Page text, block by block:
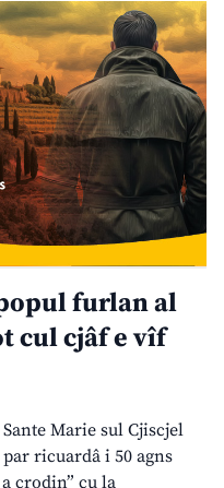
furlan al
cul cjâf e vîf
Marie sul Cjiscjel
ricuardâ i 50 agns
crodin” cu la